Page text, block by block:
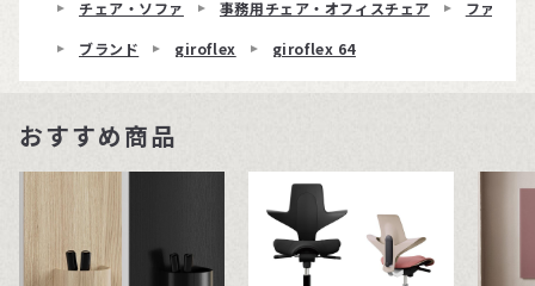
チェア・ソファ 事務用チェア・オフィスチェア
ファブリ
ブランド
giroflex giroflex 64
おすすめ商品